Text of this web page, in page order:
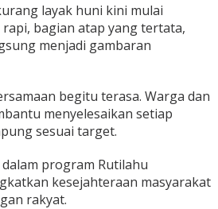
layak huni kini mulai
bagian atap yang tertata,
menjadi gambaran
begitu terasa. Warga dan
menyelesaikan setiap
sesuai target.
program Rutilahu
kesejahteraan masyarakat
rakyat.